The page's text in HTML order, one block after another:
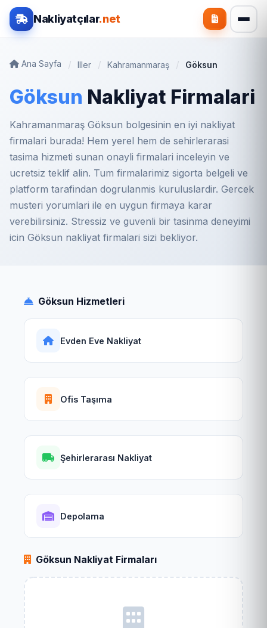
Nakliyatçılar.net
Ana Sayfa Iller Kahramanmaraş Göksun
Göksun Nakliyat Firmalari
Kahramanmaraş Göksun bolgesinin en iyi nakliyat
firmalari burada! Hem yerel hem de sehirlerarasi
tasima hizmeti sunan onayli firmalari inceleyin ve
ucretsiz teklif alin. Tum firmalarimiz sigorta belgeli ve
platform tarafindan dogrulanmis kuruluslardir. Gercek
musteri yorumlari ile en uygun firmaya karar
verebilirsiniz. Stressiz ve guvenli bir tasinma deneyimi
icin Göksun nakliyat firmalari sizi bekliyor.
Göksun Hizmetleri
Evden Eve Nakliyat
Ofis Taşıma
Şehirlerarası Nakliyat
Depolama
Göksun Nakliyat Firmaları